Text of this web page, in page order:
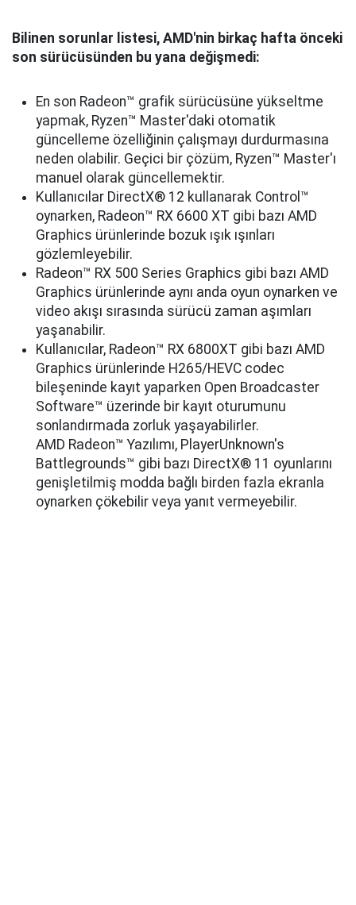
Bilinen sorunlar listesi, AMD'nin birkaç hafta önceki
son sürücüsünden bu yana değişmedi:
En son Radeon™ grafik sürücüsüne yükseltme
yapmak, Ryzen™ Master'daki otomatik
güncelleme özelliğinin çalışmayı durdurmasına
neden olabilir. Geçici bir çözüm, Ryzen™ Master'ı
manuel olarak güncellemektir.
Kullanıcılar DirectX® 12 kullanarak Control™
oynarken, Radeon™ RX 6600 XT gibi bazı AMD
Graphics ürünlerinde bozuk ışık ışınları
gözlemleyebilir.
Radeon™ RX 500 Series Graphics gibi bazı AMD
Graphics ürünlerinde aynı anda oyun oynarken ve
video akışı sırasında sürücü zaman aşımları
yaşanabilir.
Kullanıcılar, Radeon™ RX 6800XT gibi bazı AMD
Graphics ürünlerinde H265/HEVC codec
bileşeninde kayıt yaparken Open Broadcaster
Software™ üzerinde bir kayıt oturumunu
sonlandırmada zorluk yaşayabilirler.
AMD Radeon™ Yazılımı, PlayerUnknown's
Battlegrounds™ gibi bazı DirectX® 11 oyunlarını
genişletilmiş modda bağlı birden fazla ekranla
oynarken çökebilir veya yanıt vermeyebilir.